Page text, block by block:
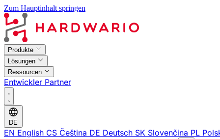
Zum Hauptinhalt springen
Produkte
Lösungen
Ressourcen
Entwickler Partner
DE
EN English CS Čeština DE Deutsch SK Slovenčina PL